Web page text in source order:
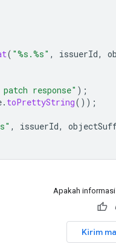
( "%s.%s" , issuerId,
response" );
. toPrettyString());
, issuerId,
Apakah
Kirim